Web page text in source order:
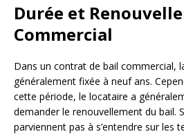
Durée et
Commercial
Dans un contrat de bail commercial,
généralement fixée à neuf ans.
cette période, le locataire a
demander le renouvellement du bail.
parviennent pas à s’entendre sur les